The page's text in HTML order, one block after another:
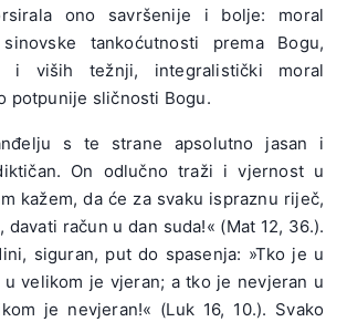
ono savršenije i bolje: moral
tankoćutnosti prema Bogu,
i viših težnji, integralistički moral
potpunije sličnosti Bogu.
s te strane apsolutno jasan i
On odlučno traži i vjernost u
kažem, da će za svaku ispraznu riječ,
račun u dan suda!« (Mat 12, 36.).
siguran, put do spasenja: »Tko je u
u velikom je vjeran; a tko je nevjeran u
je nevjeran!« (Luk 16, 10.). Svako